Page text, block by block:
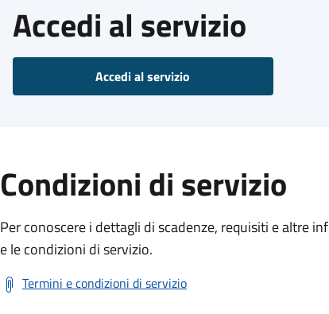
Accedi al servizio
Accedi al servizio
Condizioni di servizio
Per conoscere i dettagli di scadenze, requisiti e altre
e le condizioni di servizio.
Termini e condizioni di servizio